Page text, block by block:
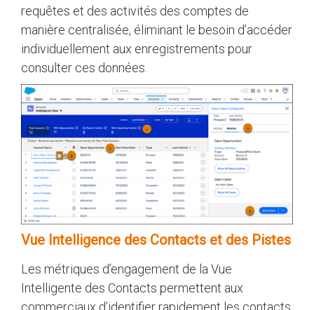
requêtes et des activités des comptes de
manière centralisée, éliminant le besoin d’accéder
individuellement aux enregistrements pour
consulter ces données.
Vue Intelligence des Contacts et des Pistes
Les métriques d’engagement de la Vue
Intelligente des Contacts permettent aux
commerciaux d’identifier rapidement les contacts